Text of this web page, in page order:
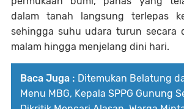
dalam tanah langsung terlepas
sehingga suhu udara turun secara
malam hingga menjelang dini hari.
Baca Juga : Ditemukan Belatung
Menu MBG, Kepala SPPG Gunung